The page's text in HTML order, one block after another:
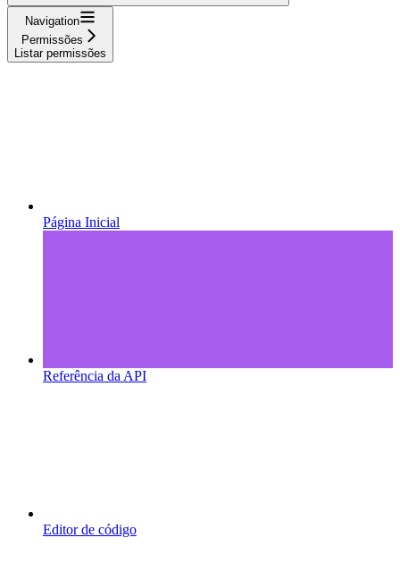
Navigation
Permissões
Listar permissões
Página Inicial
Referência da API
Editor de código